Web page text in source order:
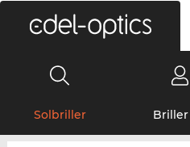
Solbriller Briller